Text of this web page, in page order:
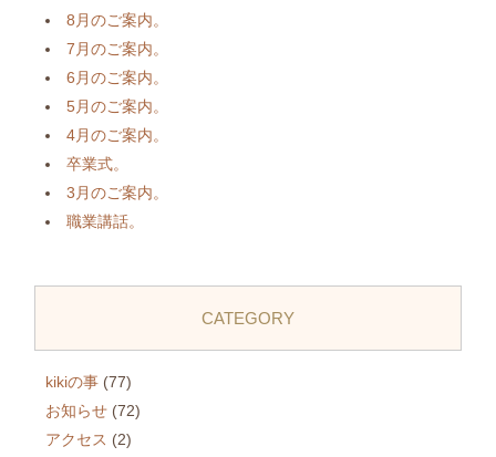
8月のご案内。
7月のご案内。
6月のご案内。
5月のご案内。
4月のご案内。
卒業式。
3月のご案内。
職業講話。
CATEGORY
kikiの事 (77)
お知らせ (72)
アクセス (2)